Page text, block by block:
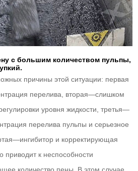
с большим количеством пульпы,
причины этой ситуации: первая
перелива, вторая—слишком
уровня жидкости, третья—
перелива пульпы и серьезное
и корректирующая
приводит к неспособности
количество пены. В этом случае